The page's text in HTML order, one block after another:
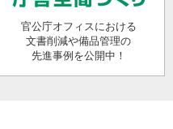
官公庁オフィスにおける
文書削減や備品管理の
先進事例を公開中！